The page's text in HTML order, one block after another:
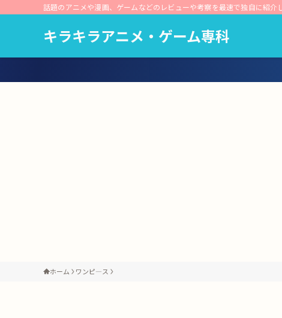
話題のアニメや漫画、ゲームなどのレビューや考察を最速で独自に紹介
キラキラアニメ・ゲーム専科
ホーム ワンピ―ス